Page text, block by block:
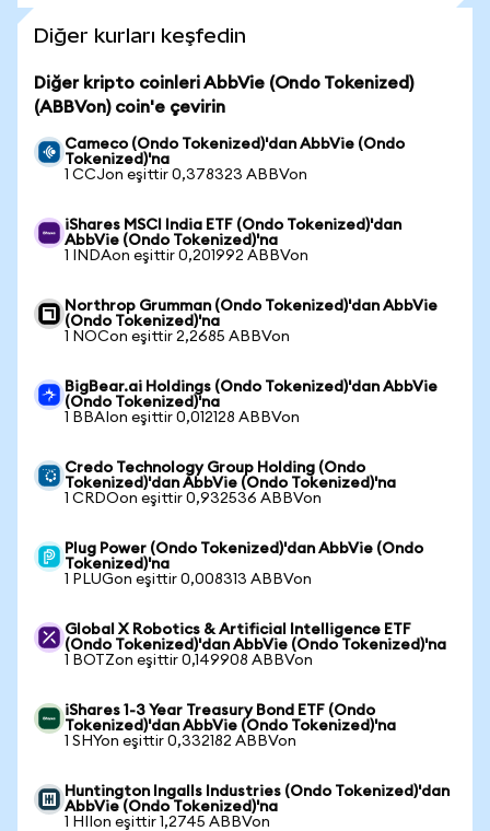
Diğer kurları keşfedin
Diğer kripto coinleri AbbVie (Ondo Tokenized)
(ABBVon) coin'e çevirin
Cameco (Ondo Tokenized)'dan AbbVie (Ondo
Tokenized)'na
1 CCJon eşittir 0,378323 ABBVon
iShares MSCI India ETF (Ondo Tokenized)'dan
AbbVie (Ondo Tokenized)'na
1 INDAon eşittir 0,201992 ABBVon
Northrop Grumman (Ondo Tokenized)'dan AbbVie
(Ondo Tokenized)'na
1 NOCon eşittir 2,2685 ABBVon
BigBear.ai Holdings (Ondo Tokenized)'dan AbbVie
(Ondo Tokenized)'na
1 BBAIon eşittir 0,012128 ABBVon
Credo Technology Group Holding (Ondo
Tokenized)'dan AbbVie (Ondo Tokenized)'na
1 CRDOon eşittir 0,932536 ABBVon
Plug Power (Ondo Tokenized)'dan AbbVie (Ondo
Tokenized)'na
1 PLUGon eşittir 0,008313 ABBVon
Global X Robotics & Artificial Intelligence ETF
(Ondo Tokenized)'dan AbbVie (Ondo Tokenized)'na
1 BOTZon eşittir 0,149908 ABBVon
iShares 1-3 Year Treasury Bond ETF (Ondo
Tokenized)'dan AbbVie (Ondo Tokenized)'na
1 SHYon eşittir 0,332182 ABBVon
Huntington Ingalls Industries (Ondo Tokenized)'dan
AbbVie (Ondo Tokenized)'na
1 HIIon eşittir 1,2745 ABBVon